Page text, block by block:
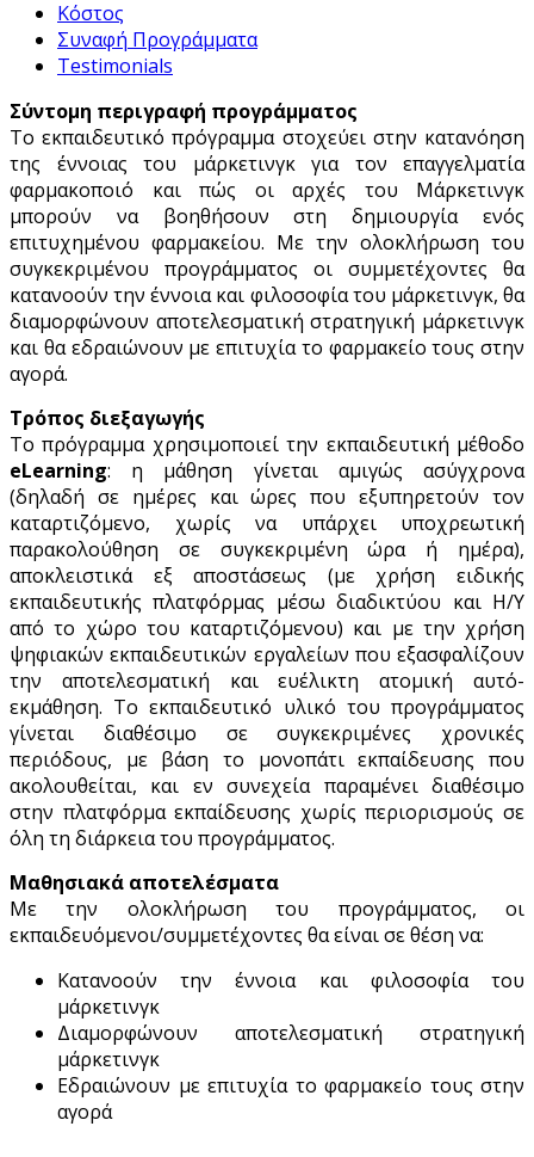
Κόστος
Συναφή Προγράμματα
Testimonials
Σύντομη περιγραφή προγράμματος
Το εκπαιδευτικό πρόγραμμα στοχεύει στην κατανόηση
της έννοιας του μάρκετινγκ για τον επαγγελματία
φαρμακοποιό και πώς οι αρχές του Μάρκετινγκ
μπορούν να βοηθήσουν στη δημιουργία ενός
επιτυχημένου φαρμακείου. Με την ολοκλήρωση του
συγκεκριμένου προγράμματος οι συμμετέχοντες θα
κατανοούν την έννοια και φιλοσοφία του μάρκετινγκ, θα
διαμορφώνουν αποτελεσματική στρατηγική μάρκετινγκ
και θα εδραιώνουν με επιτυχία το φαρμακείο τους στην
αγορά.
Τρόπος διεξαγωγής
Το πρόγραμμα χρησιμοποιεί την εκπαιδευτική μέθοδο
eLearning: η μάθηση γίνεται αμιγώς ασύγχρονα
(δηλαδή σε ημέρες και ώρες που εξυπηρετούν τον
καταρτιζόμενο, χωρίς να υπάρχει υποχρεωτική
παρακολούθηση σε συγκεκριμένη ώρα ή ημέρα),
αποκλειστικά εξ αποστάσεως (με χρήση ειδικής
εκπαιδευτικής πλατφόρμας μέσω διαδικτύου και Η/Υ
από το χώρο του καταρτιζόμενου) και με την χρήση
ψηφιακών εκπαιδευτικών εργαλείων που εξασφαλίζουν
την αποτελεσματική και ευέλικτη ατομική αυτό-
εκμάθηση. Το εκπαιδευτικό υλικό του προγράμματος
γίνεται διαθέσιμο σε συγκεκριμένες χρονικές
περιόδους, με βάση το μονοπάτι εκπαίδευσης που
ακολουθείται, και εν συνεχεία παραμένει διαθέσιμο
στην πλατφόρμα εκπαίδευσης χωρίς περιορισμούς σε
όλη τη διάρκεια του προγράμματος.
Μαθησιακά αποτελέσματα
Με την ολοκλήρωση του προγράμματος, οι
εκπαιδευόμενοι/συμμετέχοντες θα είναι σε θέση να:
Κατανοούν την έννοια και φιλοσοφία του
μάρκετινγκ
Διαμορφώνουν αποτελεσματική στρατηγική
μάρκετινγκ
Εδραιώνουν με επιτυχία το φαρμακείο τους στην
αγορά